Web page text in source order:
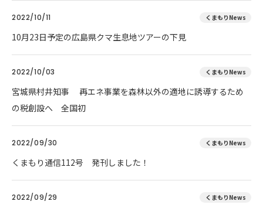
2022/10/11 くまもりNews
10月23日予定の広島県クマ生息地ツアーの下見
2022/10/03 くまもりNews
宮城県村井知事 再エネ事業を森林以外の適地に誘導するため
の税創設へ 全国初
2022/09/30 くまもりNews
くまもり通信112号 発刊しました！
2022/09/29 くまもりNews